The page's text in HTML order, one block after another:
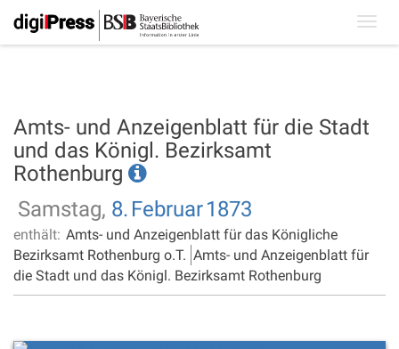
Amts- und Anzeigenblatt für die Stadt
und das Königl. Bezirksamt
Rothenburg
Samstag, 8. Februar1873
enthält: Amts- und Anzeigenblatt für das Königliche
Bezirksamt Rothenburg o.T. Amts- und Anzeigenblatt für
die Stadt und das Königl. Bezirksamt Rothenburg